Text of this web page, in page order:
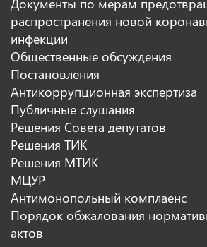
Документы по мерам
распространения новой
инфекции
Общественные обсуждения
Постановления
Антикоррупционная экспертиза
Публичные слушания
Решения Совета депутатов
Решения ТИК
Решения МТИК
МЦУР
Антимонопольный комплаенс
Порядок обжалования
актов